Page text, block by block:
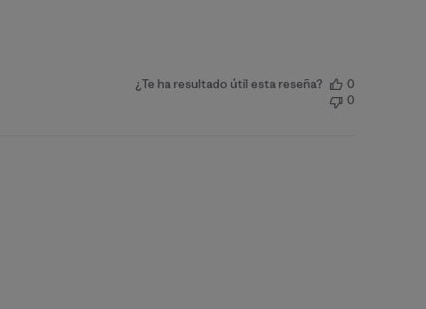
¿Te ha resultado útil esta reseña?
0
0